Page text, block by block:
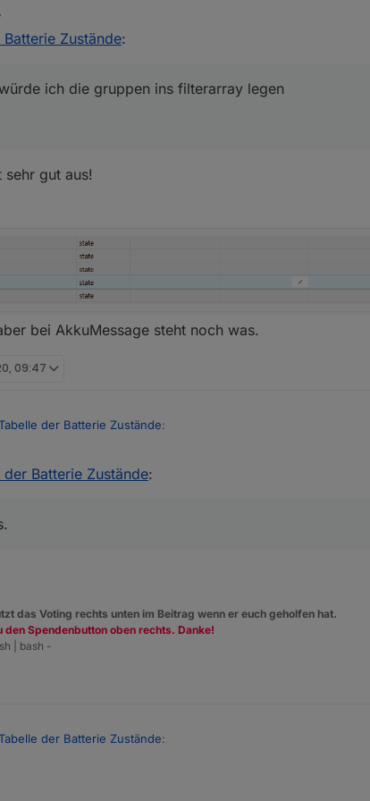
vis nicht angezeigt aber in der runtime schon!
Zustände:
ich die gruppen ins filterarray legen
gut aus!
bei AkkuMessage steht noch was.
09:47
der Batterie Zustände:
halber würde ich die gruppen ins filterarray legen
ist 0, aber bei AkkuMessage steht noch was.
Batterie Zustände:
das Voting rechts unten im Beitrag wenn er euch geholfen hat.
Spendenbutton oben rechts. Danke!
| bash -
der Batterie Zustände: